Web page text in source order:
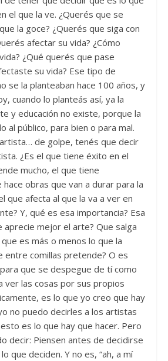
el que la ve. ¿Querés que se
la goce? ¿Querés que siga con
afectar su vida? ¿Cómo
¿Qué querés que pase
su vida? Ese tipo de
se la planteaban hace 100 años, y
cuando lo planteás así, ya la
y educación no existe, porque la
al público, para bien o para mal.
de golpe, tenés que decir
¿Es el que tiene éxito en el
mucho, el que tiene
obras que van a durar para la
que afecta al que la va a ver en
Y, qué es esa importancia? Esa
aprecie mejor el arte? Que salga
es más o menos lo que la
entre comillas pretende? O es
que se despegue de tí como
ver las cosas por sus propios
es lo que yo creo que hay
no puedo decirles a los artistas
es lo que hay que hacer. Pero
decir: Piensen antes de decidirse
que deciden. Y no es, “ah, a mí